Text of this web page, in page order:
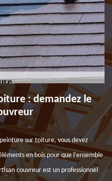
: demandez le
sur toiture, vous devez
en bois pour que l’ensemble
couvreur est un professionnel